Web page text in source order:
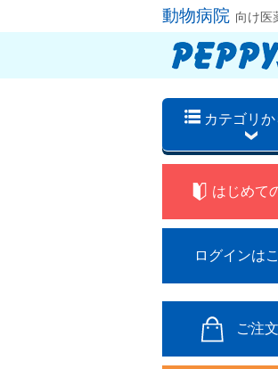
動物病院 向け医
カテゴリ
はじめて
ログインは
ご注